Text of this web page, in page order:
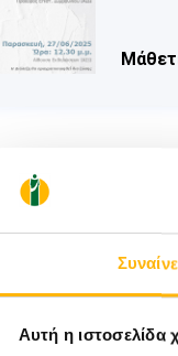
Αυτή η ιστοσελίδα